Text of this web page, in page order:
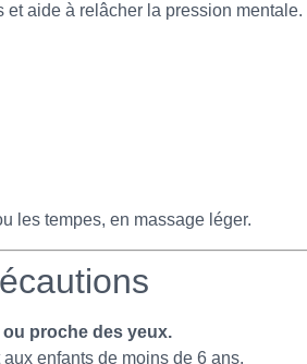
aide à relâcher la pression mentale.
les tempes, en massage léger.
proche des yeux.
enfants de moins de 6 ans.